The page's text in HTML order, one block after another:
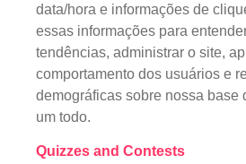
data/hora e informações de
essas informações para
tendências, administrar o site,
comportamento dos usuários e
demográficas sobre nossa base
um todo.
Quizzes and Contests